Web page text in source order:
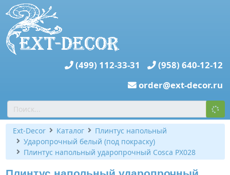
(499) 112-33-31
(958) 640-12-12
order@ext-decor.ru
Ext-Decor Каталог
Плинтус напольный
Ударопрочный белый (под покраску)
Плинтус напольный ударопрочный Cosca PX028